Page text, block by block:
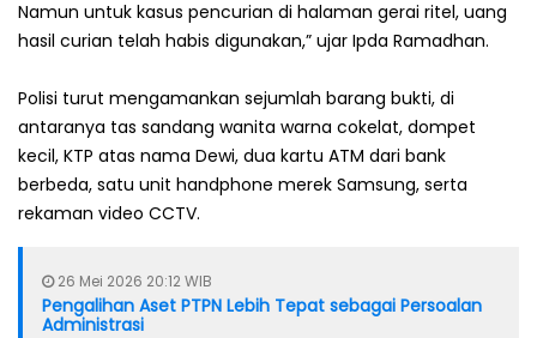
Namun untuk kasus pencurian di halaman gerai ritel, uang
hasil curian telah habis digunakan,” ujar Ipda Ramadhan.
Polisi turut mengamankan sejumlah barang bukti, di
antaranya tas sandang wanita warna cokelat, dompet
kecil, KTP atas nama Dewi, dua kartu ATM dari bank
berbeda, satu unit handphone merek Samsung, serta
rekaman video CCTV.
26 Mei 2026 20:12 WIB
Pengalihan Aset PTPN Lebih Tepat sebagai Persoalan
Administrasi